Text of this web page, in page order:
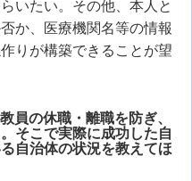
いたい。その他、本人と
か、医療機関名等の情報
りが構築できることが望
員の休職・離職を防ぎ、
そこで実際に成功した自
自治体の状況を教えてほ